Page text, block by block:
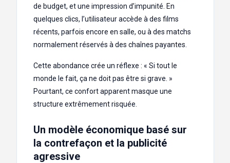
de budget, et une impression d’impunité. En
quelques clics, l’utilisateur accède à des films
récents, parfois encore en salle, ou à des matchs
normalement réservés à des chaînes payantes.
Cette abondance crée un réflexe : « Si tout le
monde le fait, ça ne doit pas être si grave. »
Pourtant, ce confort apparent masque une
structure extrêmement risquée.
Un modèle économique basé sur
la contrefaçon et la publicité
agressive